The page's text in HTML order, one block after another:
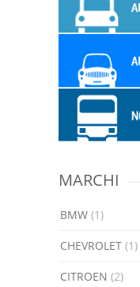
MARCHI
BMW (1)
CHEVROLET (1)
CITROEN (2)